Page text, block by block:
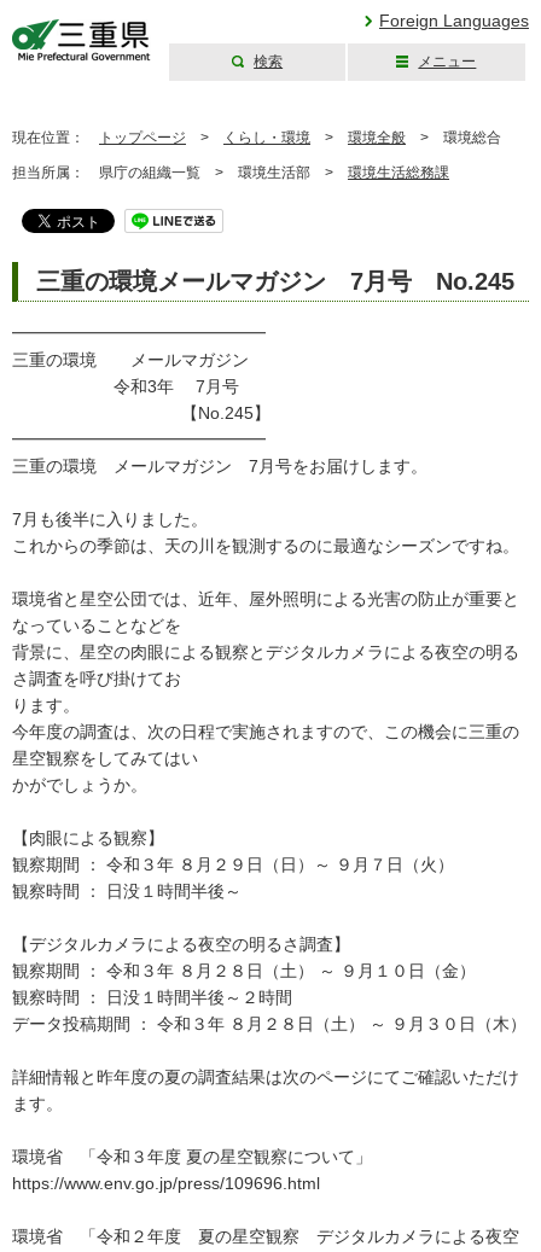
Foreign Languages
検索 メニュー
現在位置： トップページ > くらし・環境 > 環境全般 > 環境総合
担当所属： 県庁の組織一覧 > 環境生活部 > 環境生活総務課
三重の環境メールマガジン 7月号 No.245
━━━━━━━━━━━━━━━
三重の環境 メールマガジン
令和3年 7月号
【No.245】
━━━━━━━━━━━━━━━
三重の環境 メールマガジン 7月号をお届けします。
7月も後半に入りました。
これからの季節は、天の川を観測するのに最適なシーズンですね。
環境省と星空公団では、近年、屋外照明による光害の防止が重要と
なっていることなどを
背景に、星空の肉眼による観察とデジタルカメラによる夜空の明る
さ調査を呼び掛けてお
ります。
今年度の調査は、次の日程で実施されますので、この機会に三重の
星空観察をしてみてはい
かがでしょうか。
【肉眼による観察】
観察期間 ： 令和３年 ８月２９日（日）～ ９月７日（火）
観察時間 ： 日没１時間半後～
【デジタルカメラによる夜空の明るさ調査】
観察期間 ： 令和３年 ８月２８日（土） ～ ９月１０日（金）
観察時間 ： 日没１時間半後～２時間
データ投稿期間 ： 令和３年 ８月２８日（土） ～ ９月３０日（木）
詳細情報と昨年度の夏の調査結果は次のページにてご確認いただけ
ます。
環境省 「令和３年度 夏の星空観察について」
https://www.env.go.jp/press/109696.html
環境省 「令和２年度 夏の星空観察 デジタルカメラによる夜空